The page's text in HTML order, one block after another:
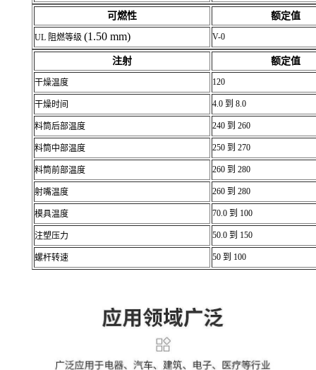
可燃性 额定值
UL 阻燃等级 (1.50 mm) V-0
注射 额定值
干燥温度 120
干燥时间 4.0 到 8.0
料筒后部温度 240 到 260
料筒中部温度 250 到 270
料筒前部温度 260 到 280
射嘴温度 260 到 280
模具温度 70.0 到 100
注塑压力 50.0 到 150
螺杆转速 50 到 100